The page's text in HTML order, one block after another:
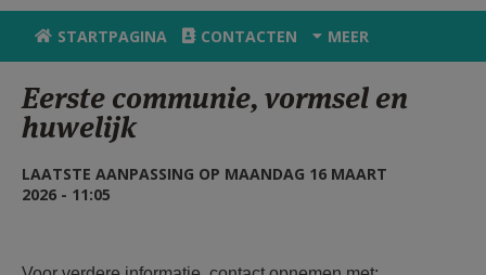
VIERINGEN
ZOEKEN
HULP
STARTPAGINA CONTACTEN MEER
Eerste communie, vormsel en
huwelijk
LAATSTE AANPASSING OP MAANDAG 16 MAART
2026 - 11:05